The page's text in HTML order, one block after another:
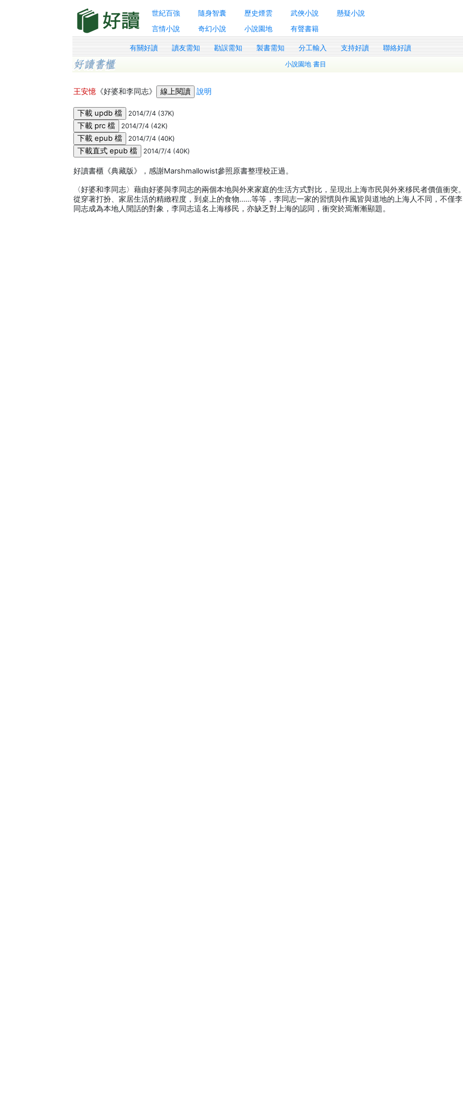
世紀百強 隨身智囊 歷史煙雲 武俠小說
懸疑小說
言情小說
奇幻小說 小說園地 有聲書籍
有關好讀 讀友需知 勘誤需知 製書需知 分工輸入 支持好讀 聯絡好讀
小說園地 書目
王安憶 《好婆和李同志》 說明
2014/7/4 (37K)
2014/7/4 (42K)
2014/7/4 (40K)
2014/7/4 (40K)
好讀書櫃《典藏版》，感謝Marshmallowist參照原書整理校正過。
〈好婆和李同志〉藉由好婆與李同志的兩個本地與外來家庭的生活方式對比，呈現出上海市民與外來移民者價值衝突。
從穿著打扮、家居生活的精緻程度，到桌上的食物……等等，李同志一家的習慣與作風皆與道地的上海人不同，不僅李
同志成為本地人閒話的對象，李同志這名上海移民，亦缺乏對上海的認同，衝突於焉漸漸顯題。